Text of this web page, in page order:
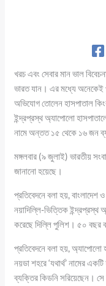
খরচ এবং সেবার মান ভাল
ভারত যান। এর মধ্যে অনেকেই
অভিযোগ তোলেন হাসপাতাল
ইন্দ্রপ্রস্থ অ্যাপোলো
নামে অন্তত ১৫ থেকে ১৬ জন
মঙ্গলবার (৯ জুলাই) ভারতীয়
জানানো হয়েছে।
প্রতিবেদনে বলা হয়, বাংলাদেশ
নয়াদিল্লি-ভিত্তিক ইন্দ্রপ্রস্থ
করেছে দিল্লি পুলিশ। ৫০ বছর
প্রতিবেদনে বলা হয়, অ্যাপোলো
নয়ডা শহরে ‘যথার্থ’ নামের
ব্যক্তির কিডনি সরিয়েছেন। সে